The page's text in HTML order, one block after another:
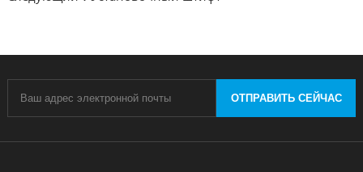
ОТПРАВИТЬ СЕЙЧАС